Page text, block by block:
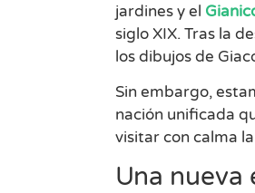
jardines y el
siglo XIX. Tras la
los dibujos de
Sin embargo,
nación unificada
visitar con calma
Una nueva